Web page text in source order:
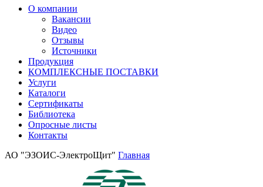
О компании
Вакансии
Видео
Отзывы
Источники
Продукция
КОМПЛЕКСНЫЕ ПОСТАВКИ
Услуги
Каталоги
Сертификаты
Библиотека
Опросные листы
Контакты
АО "ЭЗОИС-ЭлектроЩит" Главная